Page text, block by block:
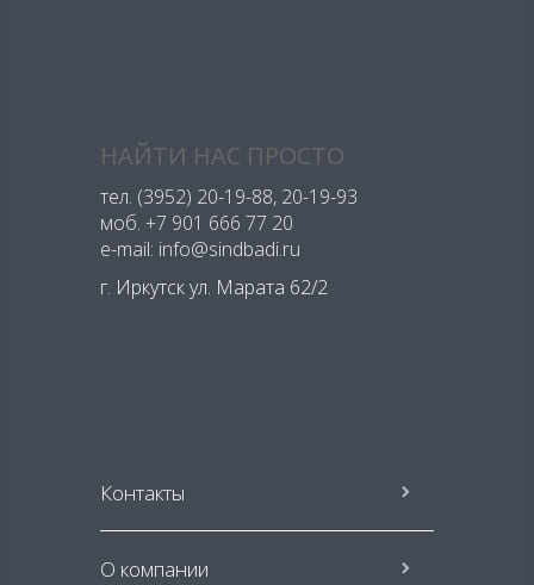
НАЙТИ НАС ПРОСТО
тел. (3952) 20-19-88, 20-19-93
моб. +7 901 666 77 20
e-mail: info@sindbadi.ru
г. Иркутск ул. Марата 62/2
Контакты
О компании